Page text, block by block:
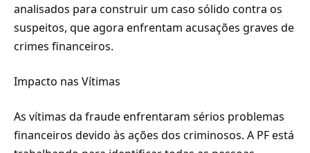
analisados para construir um caso sólido contra os
suspeitos, que agora enfrentam acusações graves de
crimes financeiros.
Impacto nas Vítimas
As vítimas da fraude enfrentaram sérios problemas
financeiros devido às ações dos criminosos. A PF está